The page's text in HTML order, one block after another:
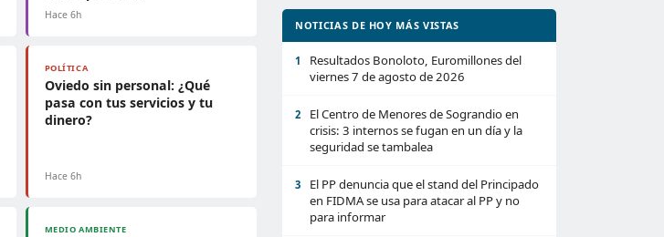
Hace 6h
POLÍTICA
Oviedo sin personal: ¿Qué
pasa con tus servicios y tu
dinero?
Hace 6h
MEDIO AMBIENTE
NOTICIAS DE HOY MÁS VISTAS
1
Resultados Bonoloto, Euromillones del
viernes 7 de agosto de 2026
2
El Centro de Menores de Sograndio en
crisis: 3 internos se fugan en un día y la
seguridad se tambalea
3
El PP denuncia que el stand del Principado
en FIDMA se usa para atacar al PP y no
para informar